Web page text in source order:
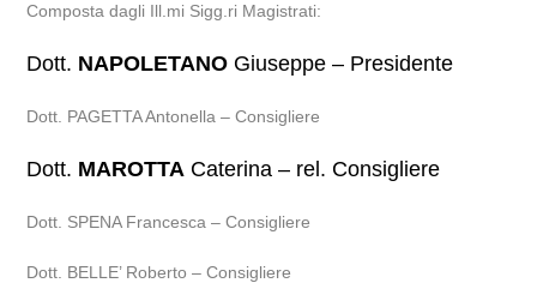
Composta dagli Ill.mi Sigg.ri Magistrati:
Dott. NAPOLETANO Giuseppe – Presidente
Dott. PAGETTA Antonella – Consigliere
Dott. MAROTTA Caterina – rel. Consigliere
Dott. SPENA Francesca – Consigliere
Dott. BELLE’ Roberto – Consigliere